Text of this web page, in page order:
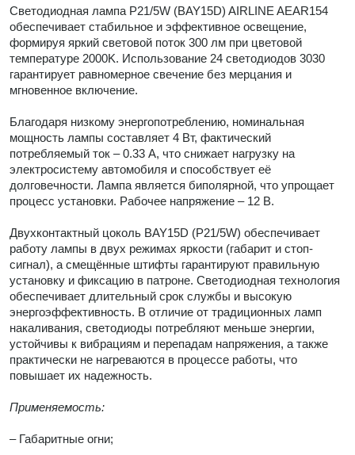
Светодиодная лампа P21/5W (BAY15D) AIRLINE AEAR154
обеспечивает стабильное и эффективное освещение,
формируя яркий световой поток 300 лм при цветовой
температуре 2000K. Использование 24 светодиодов 3030
гарантирует равномерное свечение без мерцания и
мгновенное включение.
Благодаря низкому энергопотреблению, номинальная
мощность лампы составляет 4 Вт, фактический
потребляемый ток – 0.33 А, что снижает нагрузку на
электросистему автомобиля и способствует её
долговечности. Лампа является биполярной, что упрощает
процесс установки. Рабочее напряжение – 12 В.
Двухконтактный цоколь BAY15D (P21/5W) обеспечивает
работу лампы в двух режимах яркости (габарит и стоп-
сигнал), а смещённые штифты гарантируют правильную
установку и фиксацию в патроне. Светодиодная технология
обеспечивает длительный срок службы и высокую
энергоэффективность. В отличие от традиционных ламп
накаливания, светодиоды потребляют меньше энергии,
устойчивы к вибрациям и перепадам напряжения, а также
практически не нагреваются в процессе работы, что
повышает их надежность.
Применяемость:
– Габаритные огни;